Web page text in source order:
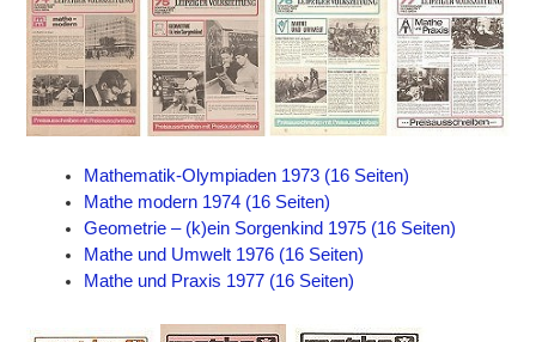
Mathematik-Olympiaden 1973 (16 Seiten)
Mathe modern 1974 (16 Seiten)
Geometrie – (k)ein Sorgenkind 1975 (16 Seiten)
Mathe und Umwelt 1976 (16 Seiten)
Mathe und Praxis 1977 (16 Seiten)